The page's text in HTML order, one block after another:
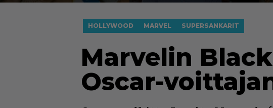
HOLLYWOOD MARVEL SUPERSANKARIT
Marvelin
Oscar-